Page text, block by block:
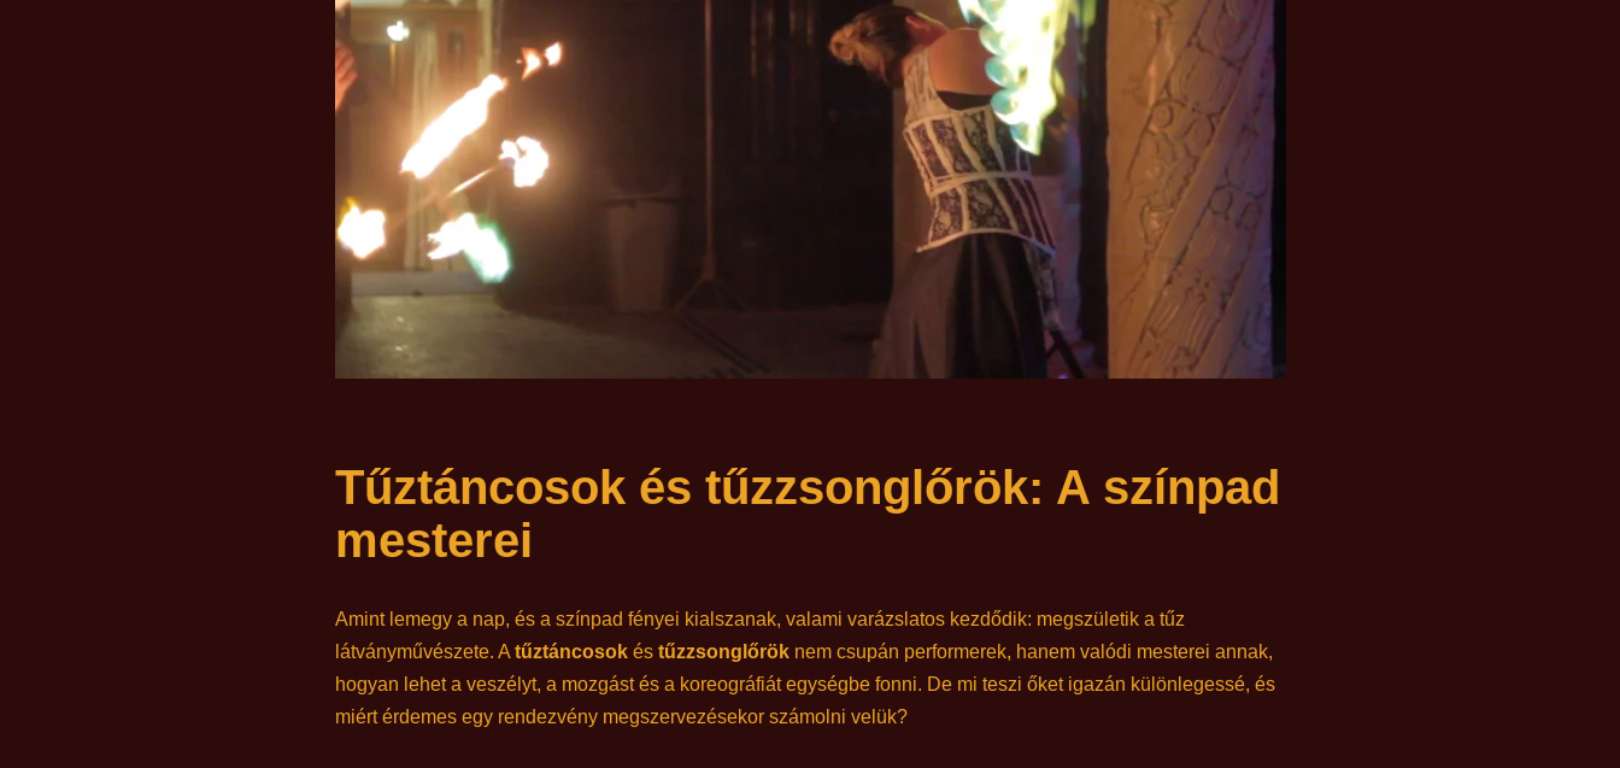
Tűztáncosok és tűzzsonglőrök: A színpad
mesterei
Amint lemegy a nap, és a színpad fényei kialszanak, valami varázslatos kezdődik: megszületik a tűz
látványművészete. A tűztáncosokés tűzzsonglőröknem csupán performerek, hanem valódi mesterei annak,
hogyan lehet a veszélyt, a mozgást és a koreográfiát egységbe fonni. De mi teszi őket igazán különlegessé, és
miért érdemes egy rendezvény megszervezésekor számolni velük?